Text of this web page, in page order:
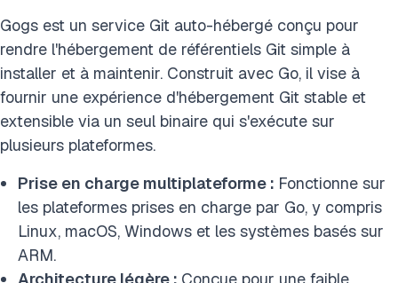
Gogs est un service Git auto-hébergé conçu pour
rendre l'hébergement de référentiels Git simple à
installer et à maintenir. Construit avec Go, il vise à
fournir une expérience d'hébergement Git stable et
extensible via un seul binaire qui s'exécute sur
plusieurs plateformes.
Prise en charge multiplateforme : Fonctionne sur
les plateformes prises en charge par Go, y compris
Linux, macOS, Windows et les systèmes basés sur
ARM.